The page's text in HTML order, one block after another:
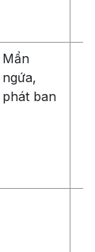
Mẩn
ngứa,
phát ban